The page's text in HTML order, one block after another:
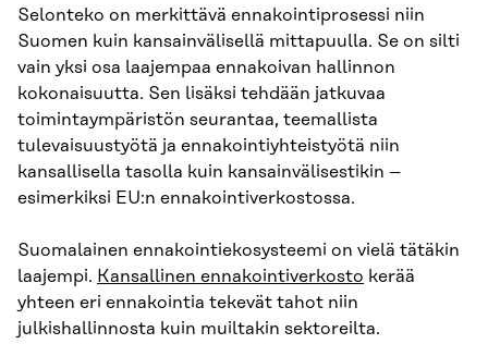
Selonteko on merkittävä ennakointiprosessi niin
Suomen kuin kansainvälisellä mittapuulla. Se on silti
vain yksi osa laajempaa ennakoivan hallinnon
kokonaisuutta. Sen lisäksi tehdään jatkuvaa
toimintaympäristön seurantaa, teemallista
tulevaisuustyötä ja ennakointiyhteistyötä niin
kansallisella tasolla kuin kansainvälisestikin –
esimerkiksi EU:n ennakointiverkostossa.
Suomalainen ennakointiekosysteemi on vielä tätäkin
laajempi. Kansallinen ennakointiverkosto kerää
yhteen eri ennakointia tekevät tahot niin
julkishallinnosta kuin muiltakin sektoreilta.